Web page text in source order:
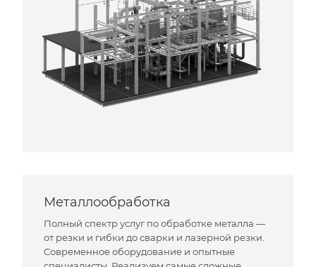
Металлообработка
Полный спектр услуг по обработке металла —
от резки и гибки до сварки и лазерной резки.
Современное оборудование и опытные